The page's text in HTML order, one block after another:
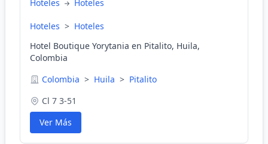
Hoteles Hoteles
Hoteles > Hoteles
Hotel Boutique Yorytania en Pitalito, Huila,
Colombia
Colombia > Huila > Pitalito
Cl 7 3-51
Ver Más